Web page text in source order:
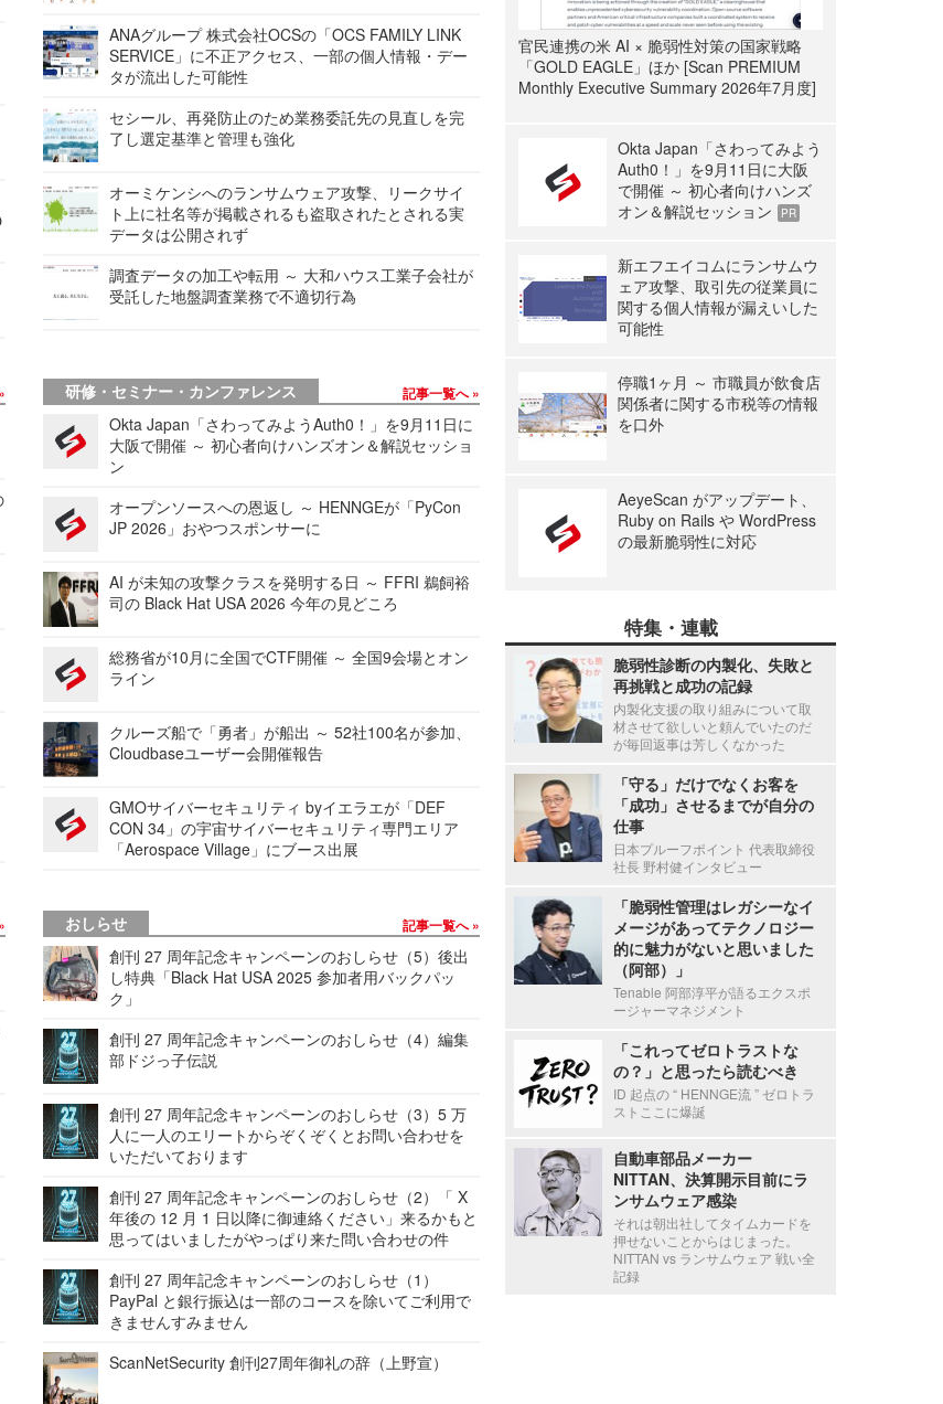
ANAグループ 株式会社OCSの「OCS FAMILY LINK
SERVICE」に不正アクセス、一部の個人情報・デー
タが流出した可能性
セシール、再発防止のため業務委託先の見直しを完
了し選定基準と管理も強化
オーミケンシへのランサムウェア攻撃、リークサイ
ト上に社名等が掲載されるも盗取されたとされる実
データは公開されず
調査データの加工や転用 ～ 大和ハウス工業子会社が
受託した地盤調査業務で不適切行為
研修・セミナー・カンファレンス 記事一覧へ
Okta Japan「さわってみようAuth0！」を9月11日に
大阪で開催 ～ 初心者向けハンズオン＆解説セッショ
ン
オープンソースへの恩返し ～ HENNGEが「PyCon
JP 2026」おやつスポンサーに
AI が未知の攻撃クラスを発明する日 ～ FFRI 鵜飼裕
司の Black Hat USA 2026 今年の見どころ
総務省が10月に全国でCTF開催 ～ 全国9会場とオン
ライン
クルーズ船で「勇者」が船出 ～ 52社100名が参加、
Cloudbaseユーザー会開催報告
GMOサイバーセキュリティ byイエラエが「DEF
CON 34」の宇宙サイバーセキュリティ専門エリア
「Aerospace Village」にブース出展
おしらせ 記事一覧へ
創刊 27 周年記念キャンペーンのおしらせ（5）後出
し特典「Black Hat USA 2025 参加者用バックパッ
ク」
創刊 27 周年記念キャンペーンのおしらせ（4）編集
部ドジっ子伝説
創刊 27 周年記念キャンペーンのおしらせ（3）5 万
人に一人のエリートからぞくぞくとお問い合わせを
いただいております
創刊 27 周年記念キャンペーンのおしらせ（2）「 X
年後の 12 月 1 日以降に御連絡ください」来るかもと
思ってはいましたがやっぱり来た問い合わせの件
創刊 27 周年記念キャンペーンのおしらせ（1）
PayPal と銀行振込は一部のコースを除いてご利用で
きませんすみません
ScanNetSecurity 創刊27周年御礼の辞（上野宣）
官民連携の米 AI × 脆弱性対策の国家戦略
「GOLD EAGLE」ほか [Scan PREMIUM
Monthly Executive Summary 2026年7月度]
Okta Japan「さわってみよう
Auth0！」を9月11日に大阪
で開催 ～ 初心者向けハンズ
オン＆解説セッション
PR
新エフエイコムにランサムウ
ェア攻撃、取引先の従業員に
関する個人情報が漏えいした
可能性
停職1ヶ月 ～ 市職員が飲食店
関係者に関する市税等の情報
を口外
AeyeScan がアップデート、
Ruby on Rails や WordPress
の最新脆弱性に対応
特集・連載
脆弱性診断の内製化、失敗と
再挑戦と成功の記録
内製化支援の取り組みについて取
材させて欲しいと頼んでいたのだ
が毎回返事は芳しくなかった
「守る」だけでなくお客を
「成功」させるまでが自分の
仕事
日本プルーフポイント 代表取締役
社長 野村健インタビュー
「脆弱性管理はレガシーなイ
メージがあってテクノロジー
的に魅力がないと思いました
（阿部）」
Tenable 阿部淳平が語るエクスポ
ージャーマネジメント
「これってゼロトラストな
の？」と思ったら読むべき
ID 起点の “ HENNGE流 ” ゼロトラ
ストここに爆誕
自動車部品メーカー
NITTAN、決算開示目前にラ
ンサムウェア感染
それは朝出社してタイムカードを
押せないことからはじまった。
NITTAN vs ランサムウェア 戦い全
記録